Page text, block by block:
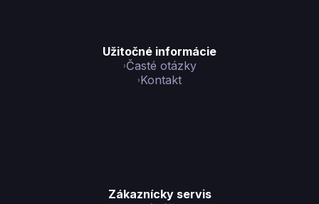
Užitočné informácie
Časté otázky
Kontakt
Zákaznícky servis